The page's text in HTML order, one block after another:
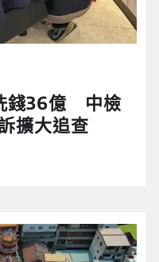
錢36億 中檢
擴大追查